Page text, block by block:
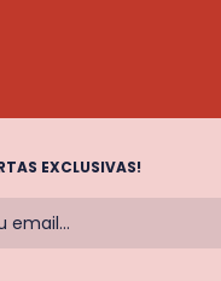
EXCLUSIVAS!